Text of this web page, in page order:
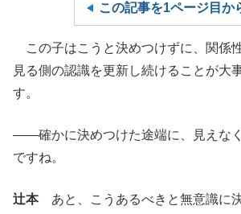
この記事を1ページ目か
この子はこうと決めつけずに、関係
見る側の認識を更新し続けることが大
す。
――確かに決めつけた途端に、見えな
ですね。
辻本あと、こうあるべきと無意識に